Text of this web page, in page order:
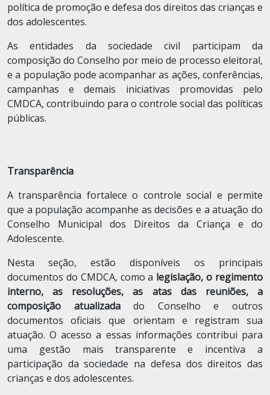
política de promoção e defesa dos direitos das crianças e
dos adolescentes.
As entidades da sociedade civil participam da
composição do Conselho por meio de processo eleitoral,
e a população pode acompanhar as ações, conferências,
campanhas e demais iniciativas promovidas pelo
CMDCA, contribuindo para o controle social das políticas
públicas.
Transparência
A transparência fortalece o controle social e permite
que a população acompanhe as decisões e a atuação do
Conselho Municipal dos Direitos da Criança e do
Adolescente.
Nesta seção, estão disponíveis os principais
documentos do CMDCA, como a legislação, o regimento
interno, as resoluções, as atas das reuniões, a
composição atualizadado Conselho e outros
documentos oficiais que orientam e registram sua
atuação. O acesso a essas informações contribui para
uma gestão mais transparente e incentiva a
participação da sociedade na defesa dos direitos das
crianças e dos adolescentes.